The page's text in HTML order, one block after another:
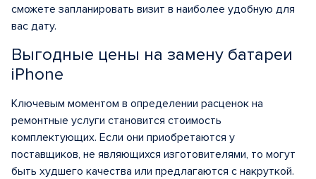
сможете запланировать визит в наиболее удобную для
вас дату.
Выгодные цены на замену батареи
iPhone
Ключевым моментом в определении расценок на
ремонтные услуги становится стоимость
комплектующих. Если они приобретаются у
поставщиков, не являющихся изготовителями, то могут
быть худшего качества или предлагаются с накруткой.